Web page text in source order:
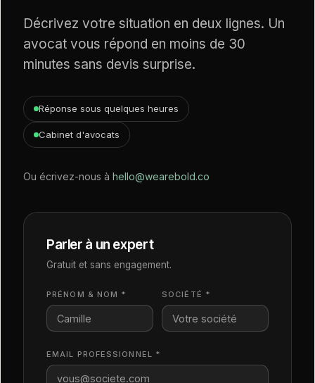
Décrivez votre situation en deux lignes. Un
avocat vous répond en moins de 30
minutes sans devis surprise.
Réponse sous quelques heures
Cabinet d'avocats
Ou écrivez-nous à hello@wearebold.co
Parler à un expert
Gratuit et sans engagement.
PRÉNOM & NOM * SOCIÉTÉ *
EMAIL PROFESSIONNEL *